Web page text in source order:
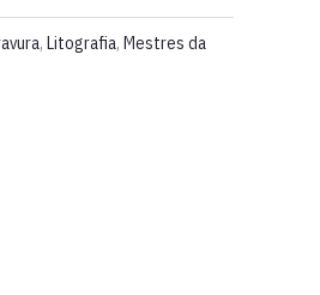
, Litografia, Mestres da